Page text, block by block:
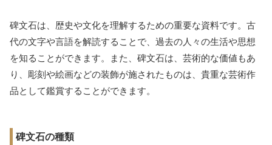
碑文石は、歴史や文化を理解するための重要な資料です。古
代の文字や言語を解読することで、過去の人々の生活や思想
を知ることができます。また、碑文石は、芸術的な価値もあ
り、彫刻や絵画などの装飾が施されたものは、貴重な芸術作
品として鑑賞することができます。
碑文石の種類